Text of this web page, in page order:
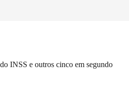
INSS e outros cinco em segundo